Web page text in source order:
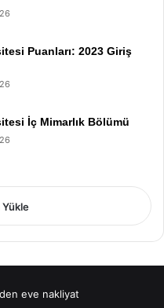
Puanları: 2023 Giriş
İç Mimarlık Bölümü
Yükle
eve nakliyat